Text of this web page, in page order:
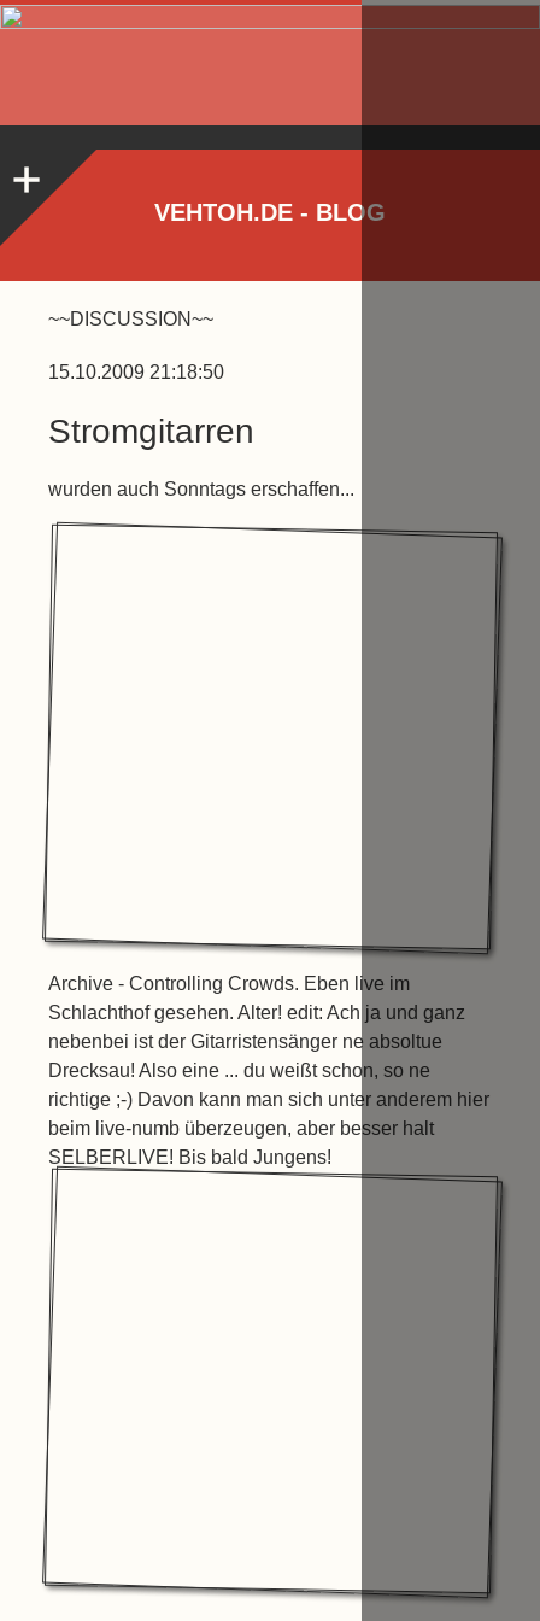
VEHTOH.DE - BLOG
~~DISCUSSION~~
15.10.2009 21:18:50
Stromgitarren
wurden auch Sonntags erschaffen...
Archive - Controlling Crowds. Eben live im
Schlachthof gesehen. Alter! edit: Ach ja und ganz
nebenbei ist der Gitarristensänger ne absoltue
Drecksau! Also eine ... du weißt schon, so ne
richtige ;-) Davon kann man sich unter anderem hier
beim live-numb überzeugen, aber besser halt
SELBERLIVE! Bis bald Jungens!